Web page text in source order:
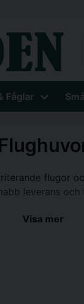
Fåglar
flugor
leverans
Visa mer